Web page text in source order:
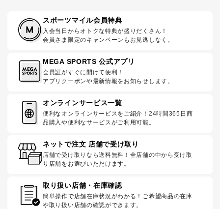
スポーツマイル会員特典
入会当日からオトクな特典が盛りだくさん！
会員さま限定のキャンペーンもお見逃しなく。
MEGA SPORTS 公式アプリ
会員証がすぐに開けて便利！
アプリクーポンや最新情報をお知らせします。
オンラインサービス一覧
便利なオンラインサービスをご紹介！24時間365日商
品購入や便利なサービスがご利用可能。
ネットで注文 店舗で受け取り
店舗で受け取りなら送料無料！全店舗の中から受け取
り店舗をお選びいただけます。
取り扱い店舗・在庫確認
簡単操作で店舗在庫状況がわかる！ご希望商品の在庫
や取り扱い店舗の確認ができます。